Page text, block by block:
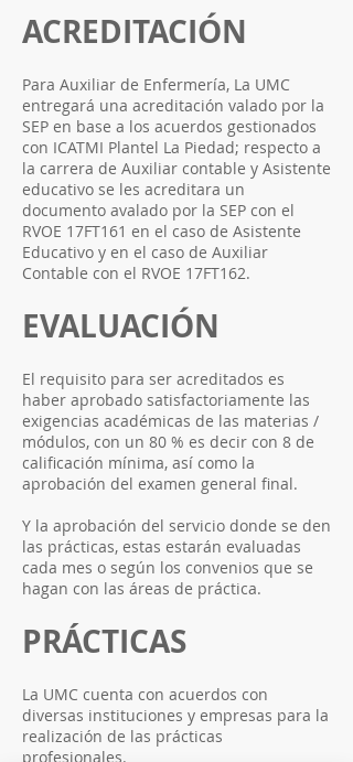
ACREDITACIÓN
Para Auxiliar de Enfermería, La UMC
entregará una acreditación valado por la
SEP en base a los acuerdos gestionados
con ICATMI Plantel La Piedad; respecto a
la carrera de Auxiliar contable y Asistente
educativo se les acreditara un
documento avalado por la SEP con el
RVOE 17FT161 en el caso de Asistente
Educativo y en el caso de Auxiliar
Contable con el RVOE 17FT162.
EVALUACIÓN
El requisito para ser acreditados es
haber aprobado satisfactoriamente las
exigencias académicas de las materias /
módulos, con un 80 % es decir con 8 de
calificación mínima, así como la
aprobación del examen general final.
Y la aprobación del servicio donde se den
las prácticas, estas estarán evaluadas
cada mes o según los convenios que se
hagan con las áreas de práctica.
PRÁCTICAS
La UMC cuenta con acuerdos con
diversas instituciones y empresas para la
realización de las prácticas
profesionales.